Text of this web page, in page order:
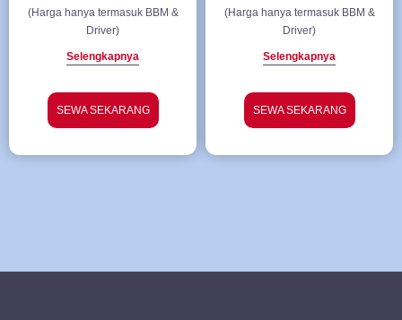
(Harga hanya termasuk BBM &
Driver)
Selengkapnya
SEWA SEKARANG
(Harga hanya termasuk BBM &
Driver)
Selengkapnya
SEWA SEKARANG